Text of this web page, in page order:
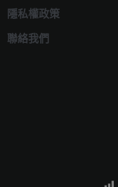
隱私權政策
聯絡我們